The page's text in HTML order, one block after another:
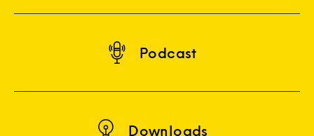
Podcast
Downloads